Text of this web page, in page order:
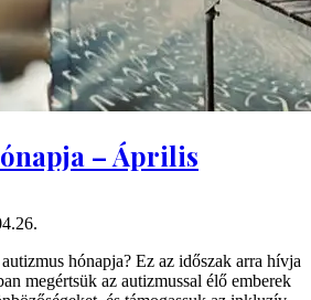
– Április
hónapja? Ez az időszak arra hívja
megértsük az autizmussal élő emberek